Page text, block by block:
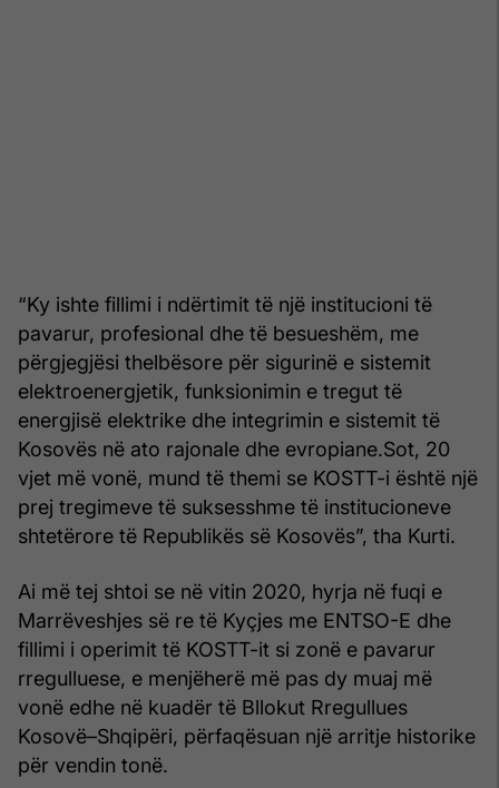
“Ky ishte fillimi i ndërtimit të një institucioni të
pavarur, profesional dhe të besueshëm, me
përgjegjësi thelbësore për sigurinë e sistemit
elektroenergjetik, funksionimin e tregut të
energjisë elektrike dhe integrimin e sistemit të
Kosovës në ato rajonale dhe evropiane.Sot, 20
vjet më vonë, mund të themi se KOSTT-i është një
prej tregimeve të suksesshme të institucioneve
shtetërore të Republikës së Kosovës”, tha Kurti.
Ai më tej shtoi se në vitin 2020, hyrja në fuqi e
Marrëveshjes së re të Kyçjes me ENTSO-E dhe
fillimi i operimit të KOSTT-it si zonë e pavarur
rregulluese, e menjëherë më pas dy muaj më
vonë edhe në kuadër të Bllokut Rregullues
Kosovë–Shqipëri, përfaqësuan një arritje historike
për vendin tonë.